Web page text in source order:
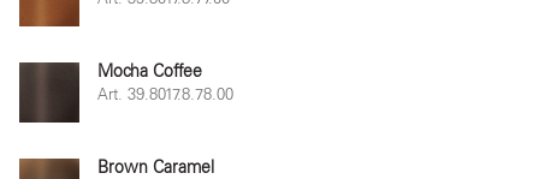
Mocha Coffee
Art. 39.8017.8.78.00
Brown Caramel